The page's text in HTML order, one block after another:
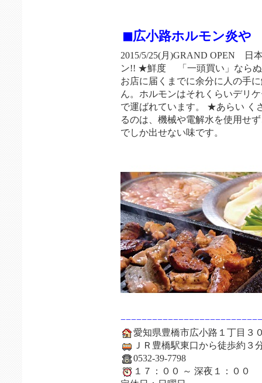
◼︎広小路ホルモン炎や
2015/5/25(月)GRAND OPEN 日
ン!! ★鮮度 「一頭買い」ならぬ
お店に届くまでに余分に人の手
ん。ホルモンはそれくらいデリ
で運ばれています。 ★あらい く
るのは、機械や電解水を使用せ
でしか出せない味です。
愛知県豊橋市広小路１丁目３
ＪＲ豊橋駅東口から徒歩約３
0532-39-7798
１７：００ ～ 深夜１：００